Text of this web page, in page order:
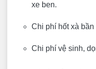
xe ben.
Chi phí hốt xà bần
Chi phí vệ sinh,